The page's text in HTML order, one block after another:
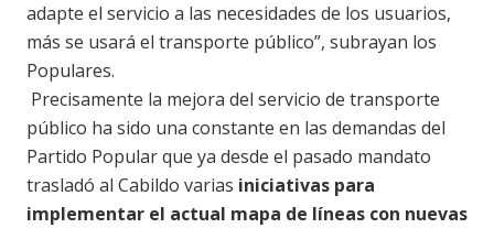
adapte el servicio a las necesidades de los usuarios,
más se usará el transporte público”, subrayan los
Populares.
Precisamente la mejora del servicio de transporte
público ha sido una constante en las demandas del
Partido Popular que ya desde el pasado mandato
trasladó al Cabildo varias iniciativas para
implementar el actual mapa de líneas con nuevas